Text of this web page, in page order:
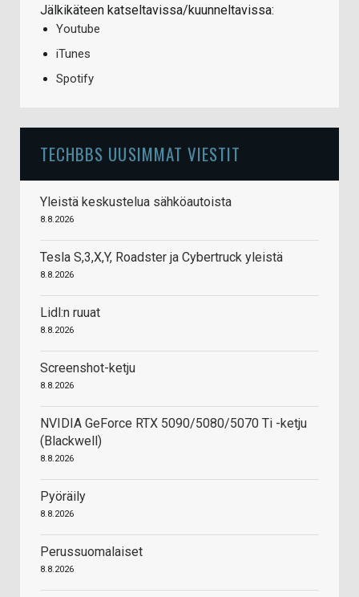
Jälkikäteen katseltavissa/kuunneltavissa:
Youtube
iTunes
Spotify
TECHBBS UUSIMMAT VIESTIT
Yleistä keskustelua sähköautoista
8.8.2026
Tesla S,3,X,Y, Roadster ja Cybertruck yleistä
8.8.2026
Lidl:n ruuat
8.8.2026
Screenshot-ketju
8.8.2026
NVIDIA GeForce RTX 5090/5080/5070 Ti -ketju
(Blackwell)
8.8.2026
Pyöräily
8.8.2026
Perussuomalaiset
8.8.2026